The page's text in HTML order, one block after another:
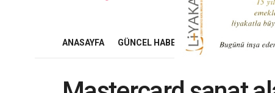
ANASAYFA GÜNCEL HABERLER İŞ DÜNYASI